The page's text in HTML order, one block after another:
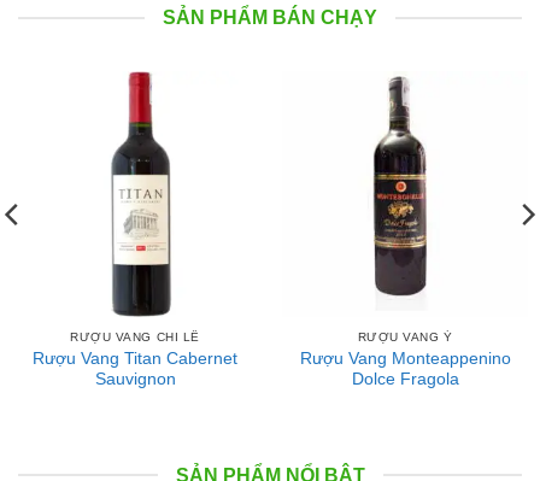
SẢN PHẨM BÁN CHẠY
RƯỢU VANG CHI LÊ
Rượu Vang Titan Cabernet
Sauvignon
RƯỢU VANG Ý
Rượu Vang Monteappenino
Dolce Fragola
SẢN PHẨM NỔI BẬT